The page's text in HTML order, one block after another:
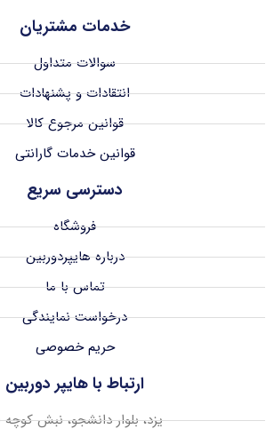
خدمات مشتریان
سوالات متداول
انتقادات و پشنهادات
قوانین مرجوع کالا
قوانین خدمات گارانتی
دسترسی سریع
فروشگاه
درباره هایپردوربین
تماس با ما
درخواست نمایندگی
حریم خصوصی
ارتباط با هایپر دوربین
یزد، بلوار دانشجو، نبش کوچه 16